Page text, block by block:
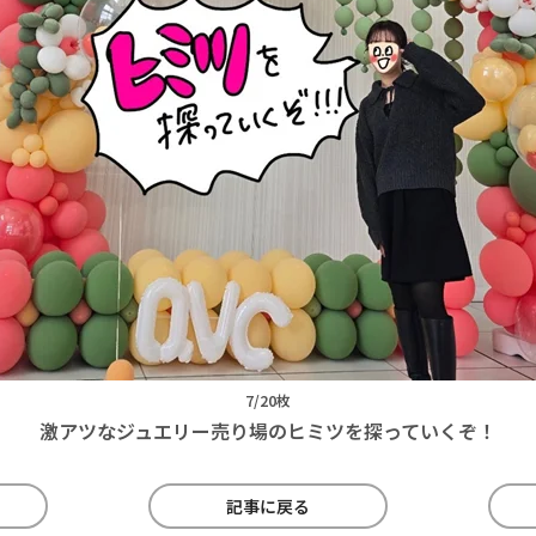
7/20枚
激アツなジュエリー売り場のヒミツを探っていくぞ！
記事に戻る